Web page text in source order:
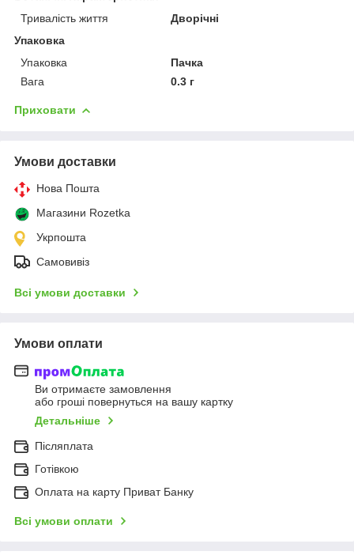
Тривалість життя
Дворічні
Упаковка
Упаковка
Пачка
Вага
0.3 г
Приховати
Умови доставки
Нова Пошта
Магазини Rozetka
Укрпошта
Самовивіз
Всі умови доставки
Умови оплати
Ви отримаєте замовлення
або гроші повернуться на вашу картку
Детальніше
Післяплата
Готівкою
Оплата на карту Приват Банку
Всі умови оплати